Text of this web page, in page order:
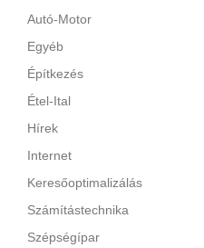
Autó-Motor
Egyéb
Építkezés
Étel-Ital
Hírek
Internet
Keresőoptimalizálás
Számítástechnika
Szépségípar